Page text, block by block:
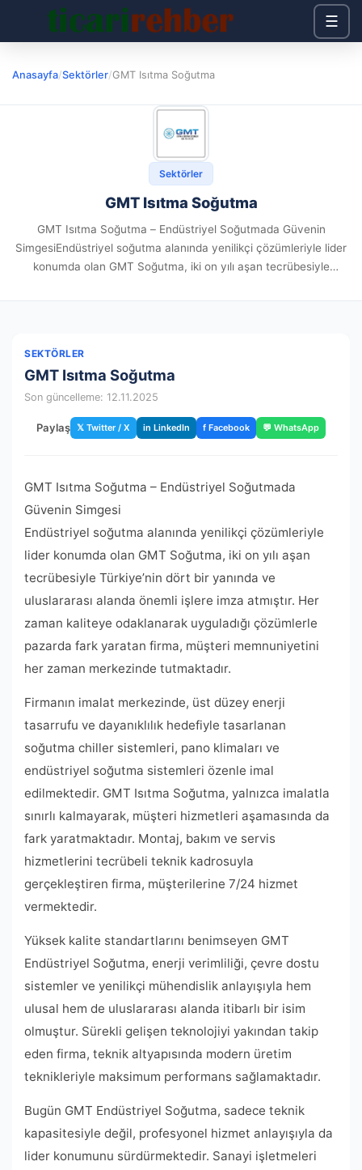
☰
Anasayfa/Sektörler/GMT Isıtma Soğutma
Sektörler
GMT Isıtma Soğutma
GMT Isıtma Soğutma – Endüstriyel Soğutmada Güvenin
SimgesiEndüstriyel soğutma alanında yenilikçi çözümleriyle lider
konumda olan GMT Soğutma, iki on yılı aşan tecrübesiyle
SEKTÖRLER
GMT Isıtma Soğutma
Son güncelleme: 12.11.2025
Paylaş 𝕏 Twitter / X in LinkedIn f Facebook 💬 WhatsApp
GMT Isıtma Soğutma – Endüstriyel Soğutmada
Güvenin Simgesi
Endüstriyel soğutma alanında yenilikçi çözümleriyle
lider konumda olan GMT Soğutma, iki on yılı aşan
tecrübesiyle Türkiye’nin dört bir yanında ve
uluslararası alanda önemli işlere imza atmıştır. Her
zaman kaliteye odaklanarak uyguladığı çözümlerle
pazarda fark yaratan firma, müşteri memnuniyetini
her zaman merkezinde tutmaktadır.
Firmanın imalat merkezinde, üst düzey enerji
tasarrufu ve dayanıklılık hedefiyle tasarlanan
soğutma chiller sistemleri, pano klimaları ve
endüstriyel soğutma sistemleri özenle imal
edilmektedir. GMT Isıtma Soğutma, yalnızca imalatla
sınırlı kalmayarak, müşteri hizmetleri aşamasında da
fark yaratmaktadır. Montaj, bakım ve servis
hizmetlerini tecrübeli teknik kadrosuyla
gerçekleştiren firma, müşterilerine 7/24 hizmet
vermektedir.
Yüksek kalite standartlarını benimseyen GMT
Endüstriyel Soğutma, enerji verimliliği, çevre dostu
sistemler ve yenilikçi mühendislik anlayışıyla hem
ulusal hem de uluslararası alanda itibarlı bir isim
olmuştur. Sürekli gelişen teknolojiyi yakından takip
eden firma, teknik altyapısında modern üretim
teknikleriyle maksimum performans sağlamaktadır.
Bugün GMT Endüstriyel Soğutma, sadece teknik
kapasitesiyle değil, profesyonel hizmet anlayışıyla da
lider konumunu sürdürmektedir. Sanayi işletmeleri